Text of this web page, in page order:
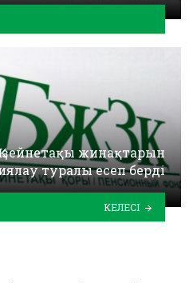
зейнетақы жинақтарын
туралы есеп берді
КЕЛЕСІ